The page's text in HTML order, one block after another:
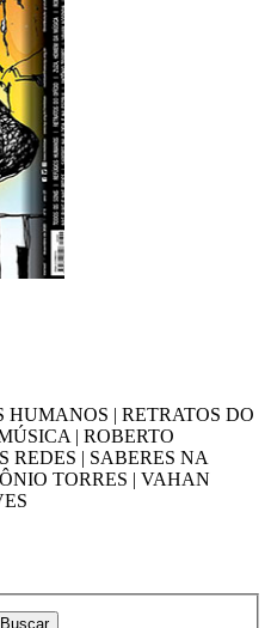
HUMANOS | RETRATOS DO
| ROBERTO
REDES | SABERES NA
TORRES | VAHAN